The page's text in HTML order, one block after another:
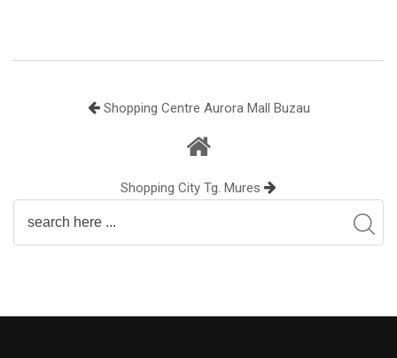
Shopping Centre Aurora Mall Buzau
Shopping City Tg. Mures